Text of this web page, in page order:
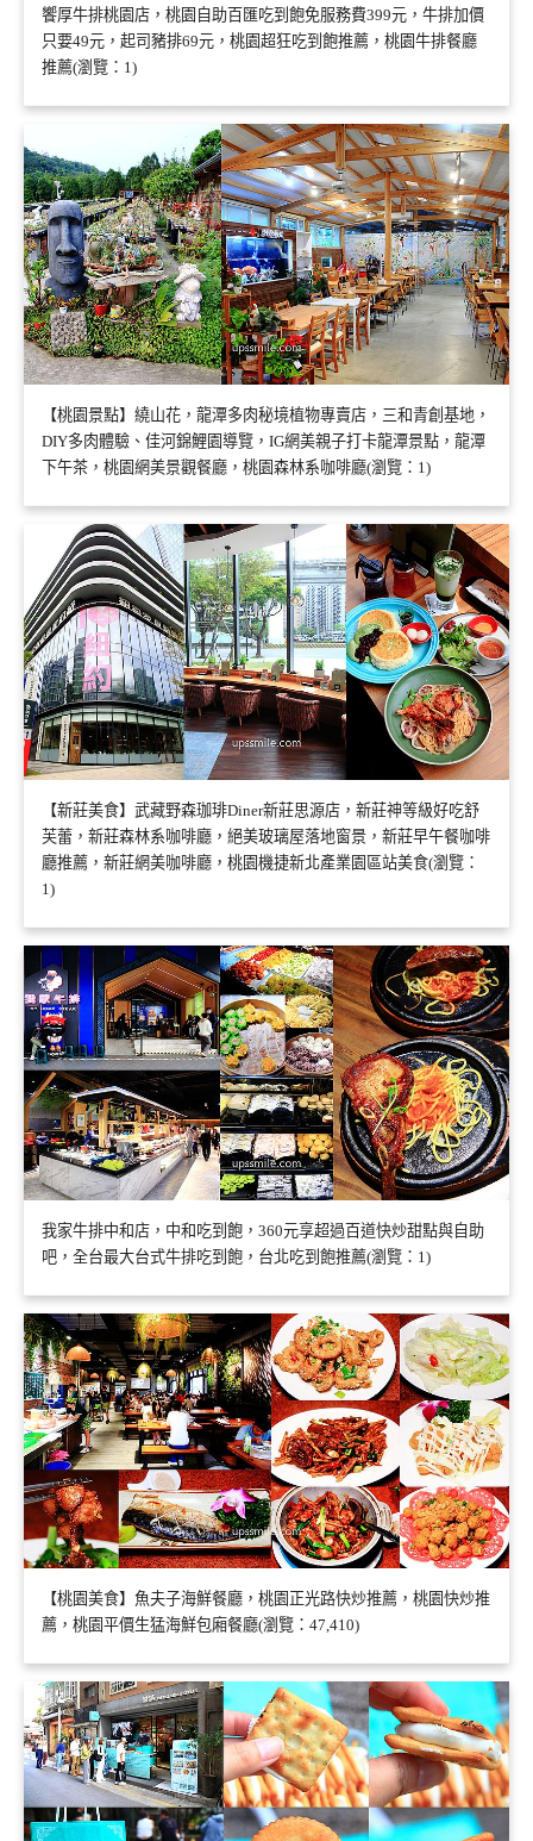
饗厚牛排桃園店，桃園自助百匯吃到飽免服務費399元，牛排加價
只要49元，起司豬排69元，桃園超狂吃到飽推薦，桃園牛排餐廳
推薦(瀏覽：1)
【桃園景點】繞山花，龍潭多肉秘境植物專賣店，三和青創基地，
DIY多肉體驗、佳河錦鯉園導覽，IG網美親子打卡龍潭景點，龍潭
下午茶，桃園網美景觀餐廳，桃園森林系咖啡廳(瀏覽：1)
【新莊美食】武藏野森珈琲Diner新莊思源店，新莊神等級好吃舒
芙蕾，新莊森林系咖啡廳，絕美玻璃屋落地窗景，新莊早午餐咖啡
廳推薦，新莊網美咖啡廳，桃園機捷新北產業園區站美食(瀏覽：
1)
我家牛排中和店，中和吃到飽，360元享超過百道快炒甜點與自助
吧，全台最大台式牛排吃到飽，台北吃到飽推薦(瀏覽：1)
【桃園美食】魚夫子海鮮餐廳，桃園正光路快炒推薦，桃園快炒推
薦，桃園平價生猛海鮮包廂餐廳(瀏覽：47,410)